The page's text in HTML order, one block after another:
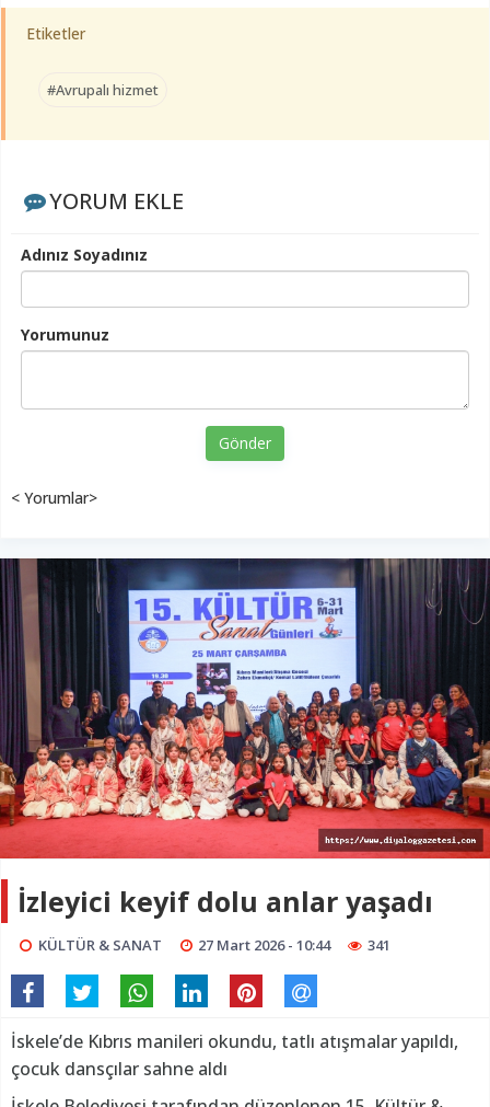
Etiketler
#Avrupalı hizmet
YORUM EKLE
Adınız Soyadınız
Yorumunuz
Gönder
< Yorumlar>
İzleyici keyif dolu anlar yaşadı
KÜLTÜR & SANAT 27 Mart 2026 - 10:44 341
İskele’de Kıbrıs manileri okundu, tatlı atışmalar yapıldı,
çocuk dansçılar sahne aldı